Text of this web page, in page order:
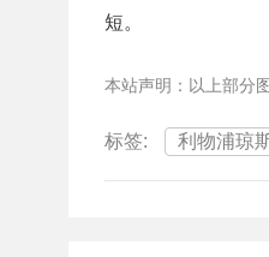
短。
本站声明：以上部分
标签: 利物浦琼